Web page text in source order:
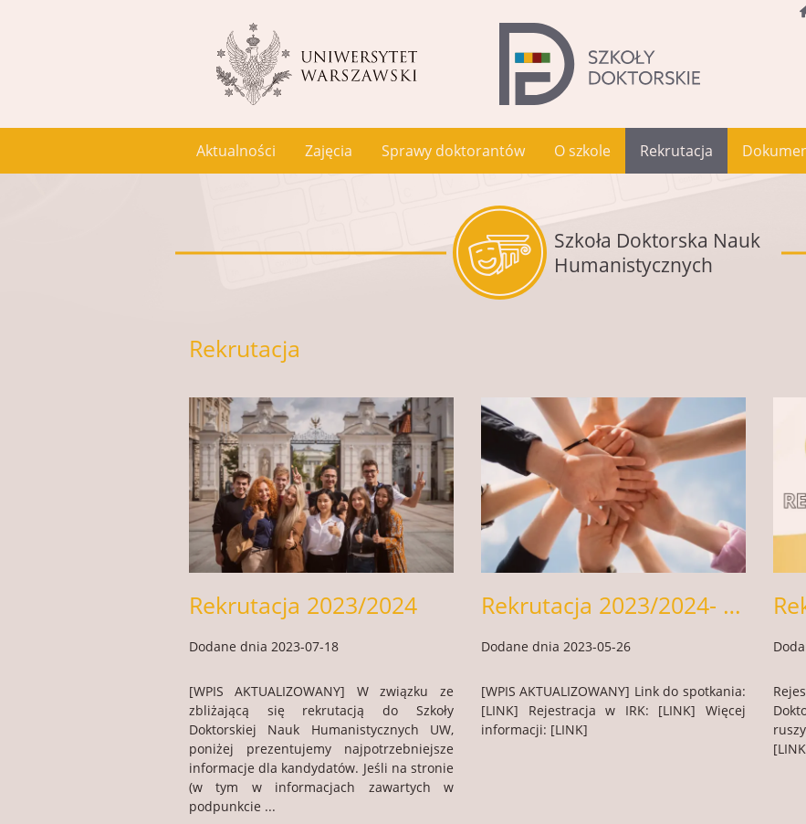
Aktualności Zajęcia Sprawy doktorantów O szkole Rekrutacja
Szkoła Doktorska Nauk
Humanistycznych
Rekrutacja
Rekrutacja 2023/2024
Dodane dnia 2023-07-18
[WPIS AKTUALIZOWANY] W związku ze
zbliżającą się rekrutacją do Szkoły
Doktorskiej Nauk Humanistycznych UW,
poniżej prezentujemy najpotrzebniejsze
informacje dla kandydatów. Jeśli na stronie
(w tym w informacjach zawartych w
podpunkcie ...
Rekrutacja 2023/2024- sprawdź swój wniosek w IRK
Dodane dnia 2023-05-26
[WPIS AKTUALIZOWANY] Link do spotkania:
[LINK] Rejestracja w IRK: [LINK] Więcej
informacji: [LINK]